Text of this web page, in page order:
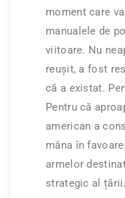
moment care
manualele de
viitoare. Nu
reușit, a fost
că a existat.
Pentru că
american a
mâna în
armelor
strategic al țării.